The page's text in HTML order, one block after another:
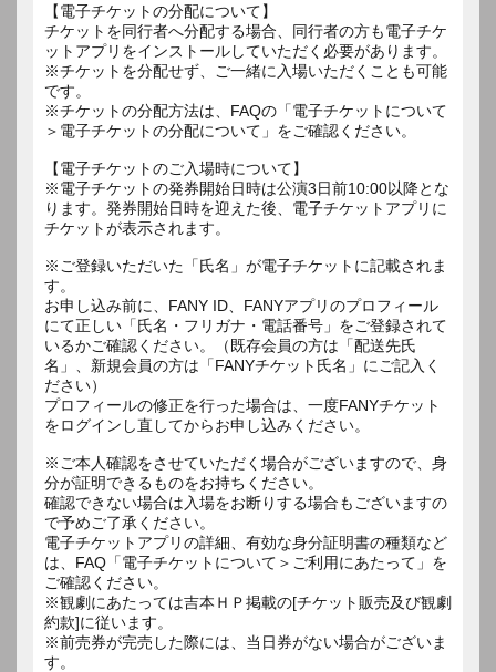
【電子チケットの分配について】
チケットを同行者へ分配する場合、同行者の方も電子チケ
ットアプリをインストールしていただく必要があります。
※チケットを分配せず、ご一緒に入場いただくことも可能
です。
※チケットの分配方法は、FAQの「電子チケットについて
＞電子チケットの分配について」をご確認ください。
【電子チケットのご入場時について】
※電子チケットの発券開始日時は公演3日前10:00以降とな
ります。発券開始日時を迎えた後、電子チケットアプリに
チケットが表示されます。
※ご登録いただいた「氏名」が電子チケットに記載されま
す。
お申し込み前に、FANY ID、FANYアプリのプロフィール
にて正しい「氏名・フリガナ・電話番号」をご登録されて
いるかご確認ください。（既存会員の方は「配送先氏
名」、新規会員の方は「FANYチケット氏名」にご記入く
ださい）
プロフィールの修正を行った場合は、一度FANYチケット
をログインし直してからお申し込みください。
※ご本人確認をさせていただく場合がございますので、身
分が証明できるものをお持ちください。
確認できない場合は入場をお断りする場合もございますの
で予めご了承ください。
電子チケットアプリの詳細、有効な身分証明書の種類など
は、FAQ「電子チケットについて＞ご利用にあたって」を
ご確認ください。
※観劇にあたっては吉本ＨＰ掲載の[チケット販売及び観劇
約款]に従います。
※前売券が完売した際には、当日券がない場合がございま
す。